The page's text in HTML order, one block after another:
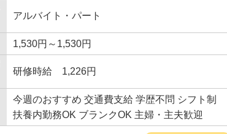
アルバイト・パート
1,530円～1,530円
研修時給 1,226円
今週のおすすめ 交通費支給 学歴不問 シフト制
扶養内勤務OK ブランクOK 主婦・主夫歓迎